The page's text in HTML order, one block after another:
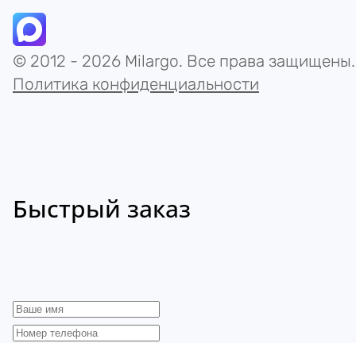
© 2012 - 2026 Milargo. Все права защищены.
Политика конфиденциальности
Быстрый заказ